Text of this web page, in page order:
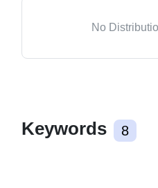
No
Keywords 8